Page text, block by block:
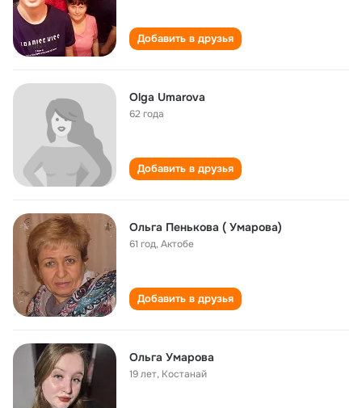
Добавить в друзья
Olga Umarova
62 года
Добавить в друзья
Ольга Пенькова ( Умарова)
61 год,Актобе
Добавить в друзья
Ольга Умарова
19 лет, Костанай